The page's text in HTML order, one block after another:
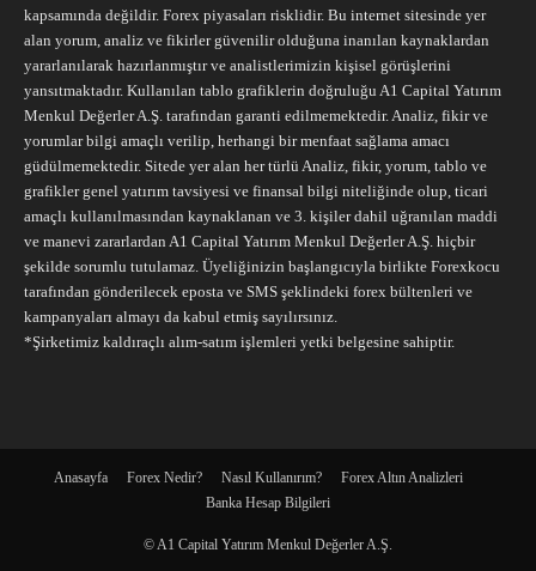
kapsamında değildir. Forex piyasaları risklidir. Bu internet sitesinde yer
alan yorum, analiz ve fikirler güvenilir olduğuna inanılan kaynaklardan
yararlanılarak hazırlanmıştır ve analistlerimizin kişisel görüşlerini
yansıtmaktadır. Kullanılan tablo grafiklerin doğruluğu A1 Capital Yatırım
Menkul Değerler A.Ş. tarafından garanti edilmemektedir. Analiz, fikir ve
yorumlar bilgi amaçlı verilip, herhangi bir menfaat sağlama amacı
güdülmemektedir. Sitede yer alan her türlü Analiz, fikir, yorum, tablo ve
grafikler genel yatırım tavsiyesi ve finansal bilgi niteliğinde olup, ticari
amaçlı kullanılmasından kaynaklanan ve 3. kişiler dahil uğranılan maddi
ve manevi zararlardan A1 Capital Yatırım Menkul Değerler A.Ş. hiçbir
şekilde sorumlu tutulamaz. Üyeliğinizin başlangıcıyla birlikte Forexkocu
tarafından gönderilecek eposta ve SMS şeklindeki forex bültenleri ve
kampanyaları almayı da kabul etmiş sayılırsınız.
*Şirketimiz kaldıraçlı alım-satım işlemleri yetki belgesine sahiptir.
Anasayfa Forex Nedir? Nasıl Kullanırım?
Forex Altın Analizleri
Banka Hesap Bilgileri
© A1 Capital Yatırım Menkul Değerler A.Ş.